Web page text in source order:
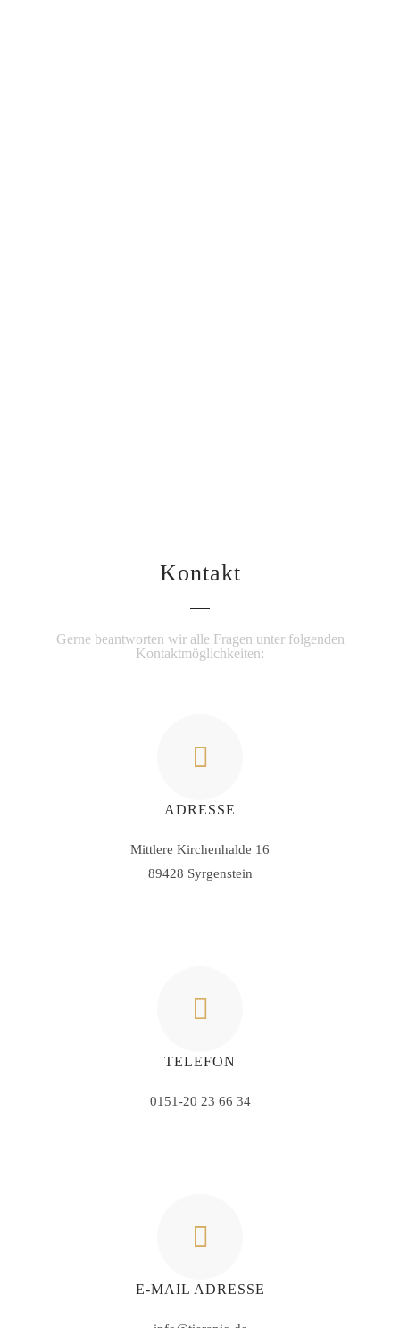
Kontakt
Gerne beantworten wir alle Fragen unter folgenden
Kontaktmöglichkeiten:
ADRESSE
Mittlere Kirchenhalde 16
89428 Syrgenstein
TELEFON
0151-20 23 66 34
E-MAIL ADRESSE